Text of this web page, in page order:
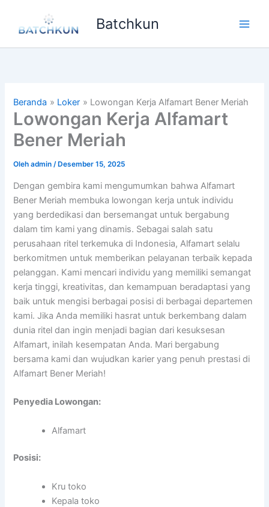
konten
Batchkun
Beranda Loker Lowongan Kerja Alfamart Bener Meriah
Lowongan Kerja Alfamart
Bener Meriah
Olehadmin/ Desember 15, 2025
Dengan gembira kami mengumumkan bahwa Alfamart
Bener Meriah membuka lowongan kerja untuk individu
yang berdedikasi dan bersemangat untuk bergabung
dalam tim kami yang dinamis. Sebagai salah satu
perusahaan ritel terkemuka di Indonesia, Alfamart selalu
berkomitmen untuk memberikan pelayanan terbaik kepada
pelanggan. Kami mencari individu yang memiliki semangat
kerja tinggi, kreativitas, dan kemampuan beradaptasi yang
baik untuk mengisi berbagai posisi di berbagai departemen
kami. Jika Anda memiliki hasrat untuk berkembang dalam
dunia ritel dan ingin menjadi bagian dari kesuksesan
Alfamart, inilah kesempatan Anda. Mari bergabung
bersama kami dan wujudkan karier yang penuh prestasi di
Alfamart Bener Meriah!
Penyedia Lowongan:
Alfamart
Posisi:
Kru toko
Kepala toko